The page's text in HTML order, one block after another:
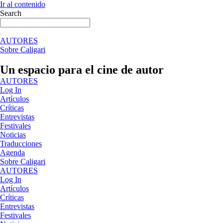
Ir al contenido
Search
AUTORES
Sobre Caligari
Un espacio para el cine de autor
AUTORES
Log In
Artículos
Críticas
Entrevistas
Festivales
Noticias
Traducciones
Agenda
Sobre Caligari
AUTORES
Log In
Artículos
Críticas
Entrevistas
Festivales